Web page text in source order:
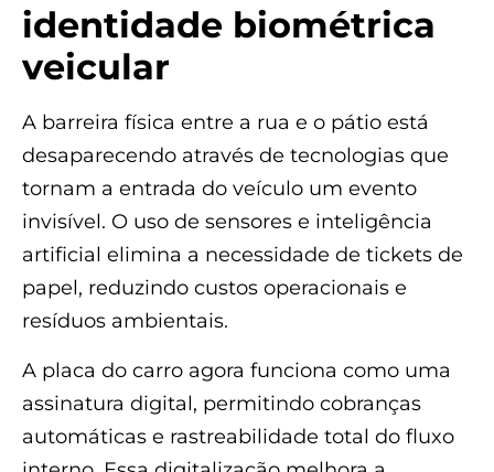
identidade biométrica
veicular
A barreira física entre a rua e o pátio está
desaparecendo através de tecnologias que
tornam a entrada do veículo um evento
invisível. O uso de sensores e inteligência
artificial elimina a necessidade de tickets de
papel, reduzindo custos operacionais e
resíduos ambientais.
A placa do carro agora funciona como uma
assinatura digital, permitindo cobranças
automáticas e rastreabilidade total do fluxo